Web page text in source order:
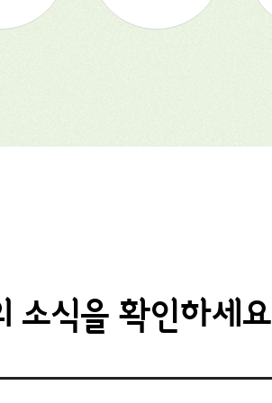
소식을 확인하세요